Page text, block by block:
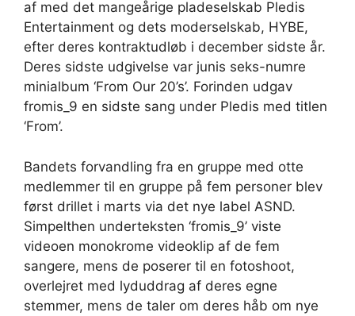
af med det mangeårige pladeselskab Pledis
Entertainment og dets moderselskab, HYBE,
efter deres kontraktudløb i december sidste år.
Deres sidste udgivelse var junis seks-numre
minialbum ‘From Our 20’s’. Forinden udgav
fromis_9 en sidste sang under Pledis med titlen
‘From’.
Bandets forvandling fra en gruppe med otte
medlemmer til en gruppe på fem personer blev
først drillet i marts via det nye label ASND.
Simpelthen underteksten ‘fromis_9’ viste
videoen monokrome videoklip af de fem
sangere, mens de poserer til en fotoshoot,
overlejret med lyduddrag af deres egne
stemmer, mens de taler om deres håb om nye